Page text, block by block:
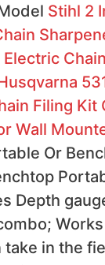
Stihl 2
Electric
Filing Kit
Wall
Or
Depth
take in the